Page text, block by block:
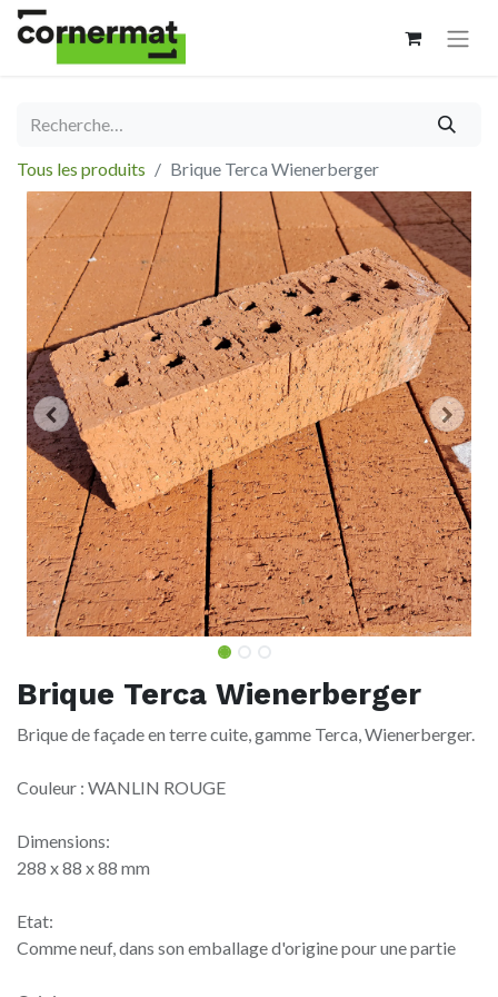
Tous les produits Brique Terca Wienerberger
Brique Terca Wienerberger
Brique de façade en terre cuite, gamme Terca, Wienerberger.
Couleur : WANLIN ROUGE
Dimensions:
288 x 88 x 88 mm
Etat:
Comme neuf, dans son emballage d'origine pour une partie